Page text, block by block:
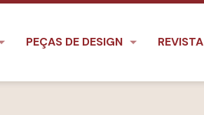
PEÇAS DE DESIGN REVISTA